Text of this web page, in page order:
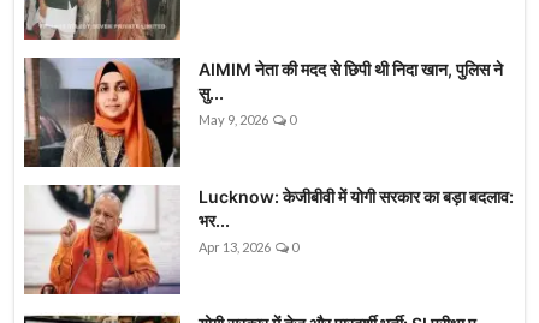
AIMIM नेता की मदद से छिपी थी निदा खान, पुलिस ने
सु...
May 9, 2026 0
Lucknow: केजीबीवी में योगी सरकार का बड़ा बदलाव:
भर...
Apr 13, 2026 0